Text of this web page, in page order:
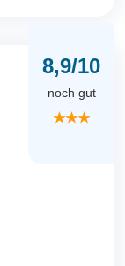
8,9/10
noch gut
★★★